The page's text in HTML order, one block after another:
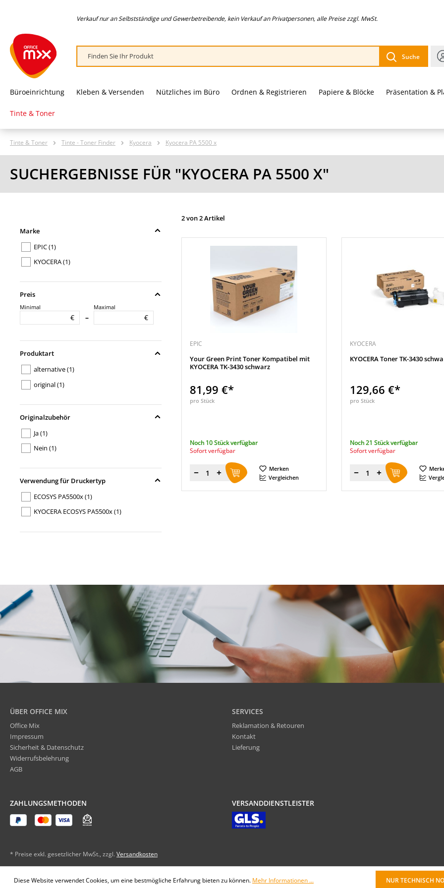
Verkauf nur an Selbstständige und Gewerbetreibende, kein Verkauf an Privatpersonen, alle Preise zzgl. MwSt.
Suche
Büroeinrichtung Kleben & Versenden Nützliches im Büro Ordnen & Registrieren Papiere & Blöcke Präsentation &
Tinte & Toner
Tinte & Toner Tinte - Toner Finder Kyocera Kyocera PA 5500 x
SUCHERGEBNISSE FÜR "KYOCERA PA 5500 X"
Marke
EPIC(1)
KYOCERA(1)
Preis
Minimal
€ –
Maximal
€
Produktart
alternative(1)
original(1)
Originalzubehör
Ja(1)
Nein (1)
Verwendung für Druckertyp
ECOSYS PA5500x(1)
KYOCERA ECOSYS PA5500x(1)
2 von 2 Artikel
EPIC
Your Green Print Toner Kompatibel mit
KYOCERA TK-3430 schwarz
81,99 €*
pro Stück
Noch 10 Stück verfügbar
Sofort verfügbar
Menge
Merken
Vergleichen
KYOCERA
KYOCERA Toner TK-3430
129,66 €*
pro Stück
Noch 21 Stück verfügbar
Sofort verfügbar
Menge
ÜBER OFFICE MIX
Office Mix
Impressum
Sicherheit & Datenschutz
Widerrufsbelehrung
AGB
SERVICES
Reklamation & Retouren
Kontakt
Lieferung
ZAHLUNGSMETHODEN VERSANDDIENSTLEISTER
* Preise exkl. gesetzlicher MwSt., zzgl. Versandkosten
Diese Website verwendet Cookies, um eine bestmögliche Erfahrung bieten zu können. Mehr Informationen ... NUR TECHNISCH